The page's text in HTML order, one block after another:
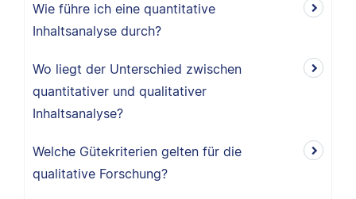
Wie führe ich eine quantitative
Inhaltsanalyse durch?
Wo liegt der Unterschied zwischen
quantitativer und qualitativer
Inhaltsanalyse?
Welche Gütekriterien gelten für die
qualitative Forschung?